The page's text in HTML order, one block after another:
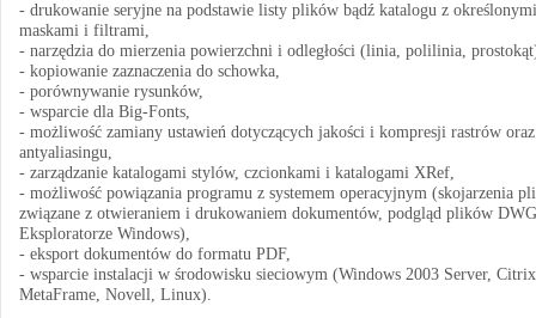
- drukowanie seryjne na podstawie listy plików bądź katalogu z określonymi
maskami i filtrami,
- narzędzia do mierzenia powierzchni i odległości (linia, polilinia,
- kopiowanie zaznaczenia do schowka,
- porównywanie rysunków,
- wsparcie dla Big-Fonts,
- możliwość zamiany ustawień dotyczących jakości i kompresji rastrów oraz
antyaliasingu,
- zarządzanie katalogami stylów, czcionkami i katalogami XRef,
- możliwość powiązania programu z systemem operacyjnym (skojarzenia
związane z otwieraniem i drukowaniem dokumentów, podgląd plików
Eksploratorze Windows),
- eksport dokumentów do formatu PDF,
- wsparcie instalacji w środowisku sieciowym (Windows 2003 Server, Citrix
MetaFrame, Novell, Linux).